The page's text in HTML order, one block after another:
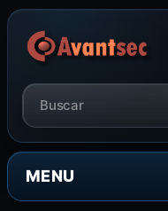
MENU